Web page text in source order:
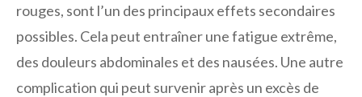
rouges, sont l’un des principaux effets secondaires
possibles. Cela peut entraîner une fatigue extrême,
des douleurs abdominales et des nausées. Une autre
complication qui peut survenir après un excès de